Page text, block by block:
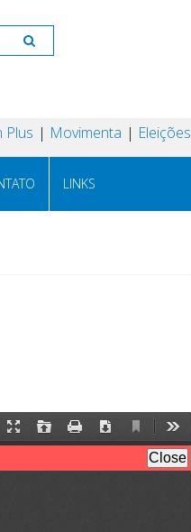
Plus Movimenta Eleições
LINKS